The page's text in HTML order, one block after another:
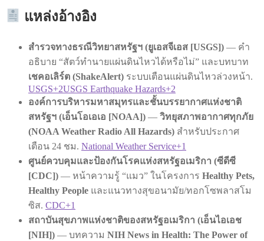
แหล่งอ้างอิง
สำรวจทางธรณีวิทยาสหรัฐฯ (ยูเอสจีเอส [USGS]) — คำ
อธิบาย “สัตว์ทำนายแผ่นดินไหวได้หรือไม่” และบทบาท
เชคอเลิร์ต (ShakeAlert) ระบบเตือนแผ่นดินไหวล่วงหน้า.
USGS+2USGS Earthquake Hazards+2
องค์การบริหารมหาสมุทรและชั้นบรรยากาศแห่งชาติ
สหรัฐฯ (เอ็นโอเอเอ [NOAA]) — วิทยุสภาพอากาศทุกภัย
(NOAA Weather Radio All Hazards) สำหรับประกาศ
เตือน 24 ชม. National Weather Service+1
ศูนย์ควบคุมและป้องกันโรคแห่งสหรัฐอเมริกา (ซีดีซี
[CDC]) — หน้าความรู้ “แมว” ในโครงการ Healthy Pets,
Healthy People และแนวทางสุขอนามัย/ทอกโซพลาสโม
ซิส. CDC+1
สถาบันสุขภาพแห่งชาติของสหรัฐอเมริกา (เอ็นไอเอช
[NIH]) — บทความ NIH News in Health: The Power of